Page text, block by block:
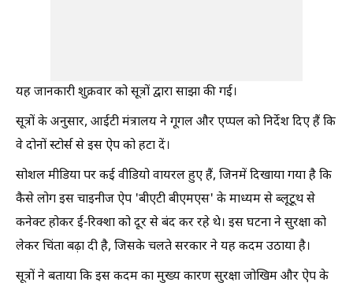
यह जानकारी शुक्रवार को सूत्रों द्वारा साझा की गई।
सूत्रों के अनुसार, आईटी मंत्रालय ने गूगल और एप्पल को निर्देश दिए हैं कि
वे दोनों स्टोर्स से इस ऐप को हटा दें।
सोशल मीडिया पर कई वीडियो वायरल हुए हैं, जिनमें दिखाया गया है कि
कैसे लोग इस चाइनीज ऐप 'बीएटी बीएमएस' के माध्यम से ब्लूटूथ से
कनेक्ट होकर ई-रिक्शा को दूर से बंद कर रहे थे। इस घटना ने सुरक्षा को
लेकर चिंता बढ़ा दी है, जिसके चलते सरकार ने यह कदम उठाया है।
सूत्रों ने बताया कि इस कदम का मुख्य कारण सुरक्षा जोखिम और ऐप के